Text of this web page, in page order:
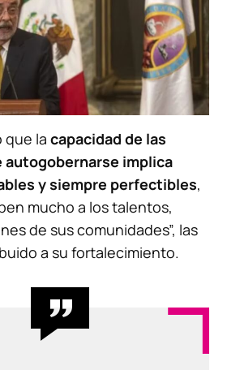
que lacapacidad de las
autogobernarse implica
y siempre perfectibles,
mucho a los talentos,
de sus comunidades”, las
a su fortalecimiento.